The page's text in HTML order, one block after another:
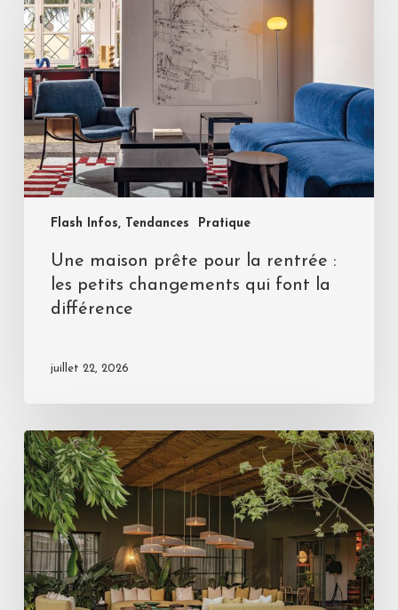
Flash Infos, Tendances Pratique
Une maison prête pour la rentrée :
les petits changements qui font la
différence
juillet 22, 2026